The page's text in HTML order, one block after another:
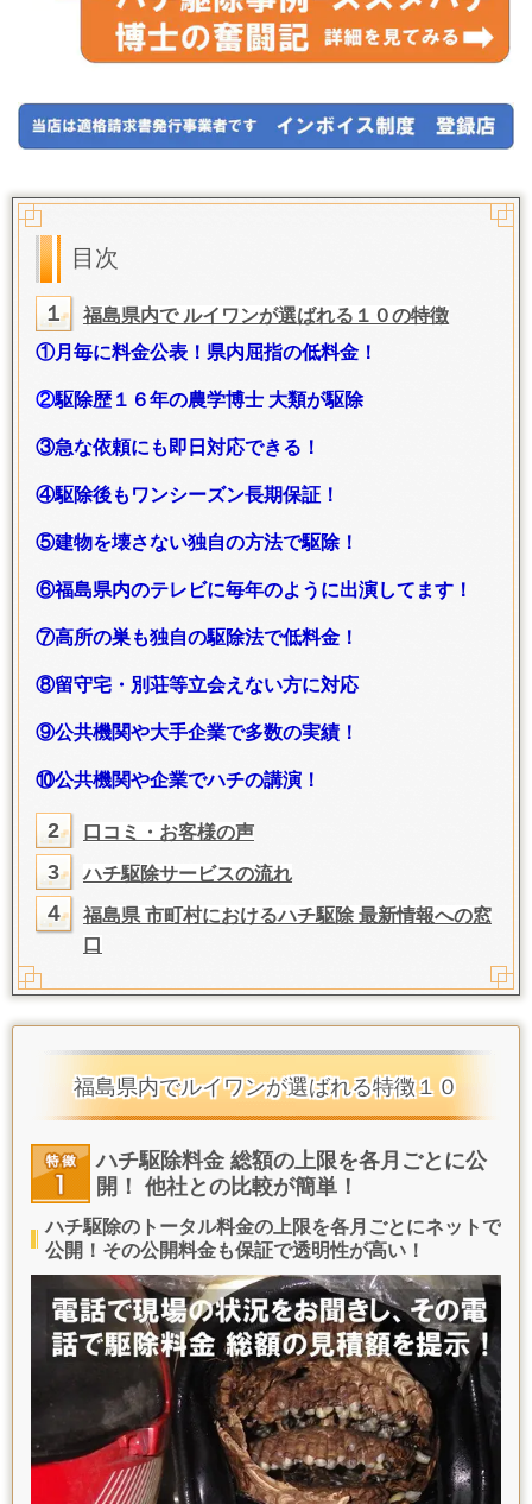
目次
１
福島県内で ルイワンが選ばれる１０の特徴
①月毎に料金公表！ 県内屈指の低料金！
②駆除歴１６年の農学博士 大類が駆除
③急な依頼にも即日対応できる！
④駆除後もワンシーズン長期保証！
⑤建物を壊さない独自の方法で駆除！
⑥福島県内のテレビに毎年のように出演してます！
⑦高所の巣も独自の駆除法で低料金！
⑧留守宅・別荘等立会えない方に対応
⑨公共機関や大手企業で多数の実績！
⑩公共機関や企業でハチの講演！
2 口コミ・お客様の声
3 ハチ駆除サービスの流れ
４
福島県 市町村におけるハチ駆除 最新情報への窓
口
福島県内でルイワンが選ばれる特徴１０
ハチ駆除料金 総額の上限を各月ごとに公
開！ 他社との比較が簡単！
ハチ駆除のトータル料金の上限を各月ごとにネットで
公開！その公開料金も保証で透明性が高い！